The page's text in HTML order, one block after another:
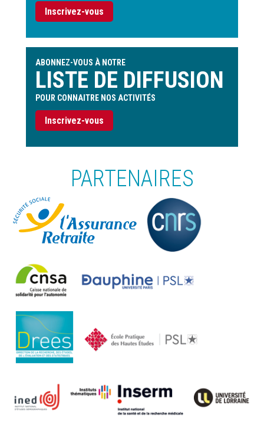
Inscrivez-vous
ABONNEZ-VOUS À NOTRE
LISTE DE DIFFUSION
POUR CONNAITRE NOS ACTIVITÉS
Inscrivez-vous
PARTENAIRES